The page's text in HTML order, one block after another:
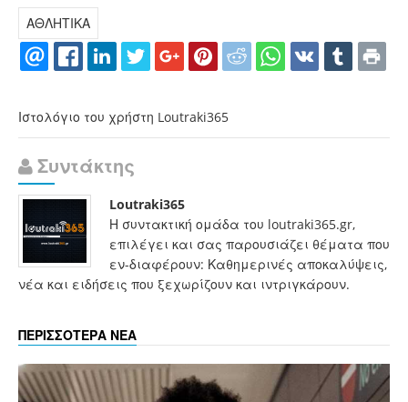
ΑΘΛΗΤΙΚΑ
Ιστολόγιο του χρήστη Loutraki365
Συντάκτης
Loutraki365
Η συντακτική ομάδα του loutraki365.gr,
επιλέγει και σας παρουσιάζει θέματα που
εν-διαφέρουν: Καθημερινές αποκαλύψεις,
νέα και ειδήσεις που ξεχωρίζουν και ιντριγκάρουν.
ΠΕΡΙΣΣΟΤΕΡΑ ΝΕΑ